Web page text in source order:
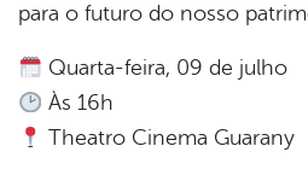
para o futuro do nosso
Quarta-feira, 09 de julho
Às 16h
Theatro Cinema Guarany